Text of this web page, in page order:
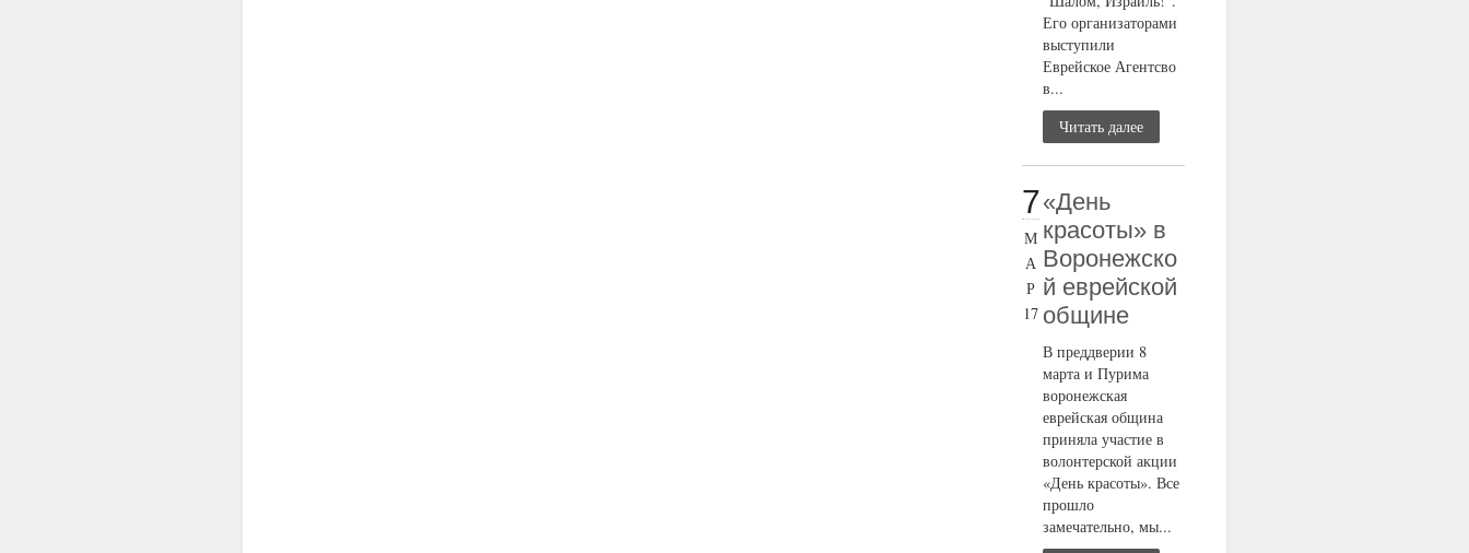
Его организаторами
выступили
Еврейское Агентсво
в...
Читать далее
7
М
А
Р
17
«День
красоты» в
Воронежско
й еврейской
общине
В преддверии 8
марта и Пурима
воронежская
еврейская община
приняла участие в
волонтерской акции
«День красоты». Все
прошло
замечательно, мы...